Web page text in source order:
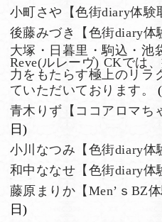
小町さや【色街diary体験
後藤みづき【色街diary体
大塚・日暮里・駒込・池
Reve(ルレーヴ) CKでは
力をもたらす極上のリラ
ていただいております。
青木りず【ココアロマち
日)
小川なつみ【色街diary体
和中ななせ【色街diary体
藤原まりか【Men’ｓBZ体
日)